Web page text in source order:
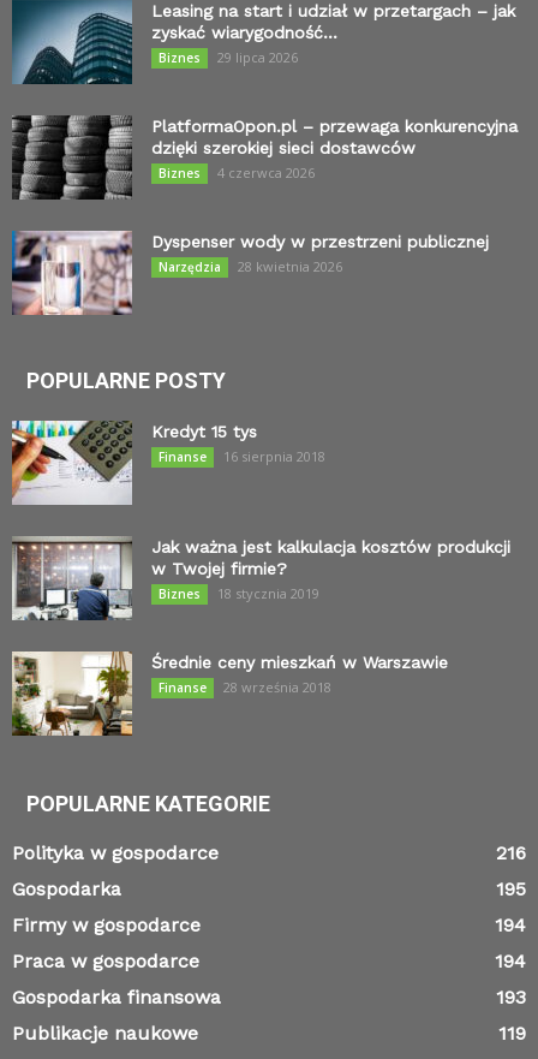
Leasing na start i udział w przetargach – jak
zyskać wiarygodność...
Biznes 29 lipca 2026
PlatformaOpon.pl – przewaga konkurencyjna
dzięki szerokiej sieci dostawców
Biznes 4 czerwca 2026
Dyspenser wody w przestrzeni publicznej
Narzędzia 28 kwietnia 2026
POPULARNE POSTY
Kredyt 15 tys
Finanse 16 sierpnia 2018
Jak ważna jest kalkulacja kosztów produkcji
w Twojej firmie?
Biznes 18 stycznia 2019
Średnie ceny mieszkań w Warszawie
Finanse 28 września 2018
POPULARNE KATEGORIE
Polityka w gospodarce
216
Gospodarka
195
Firmy w gospodarce
194
Praca w gospodarce
194
Gospodarka finansowa
193
Publikacje naukowe
119